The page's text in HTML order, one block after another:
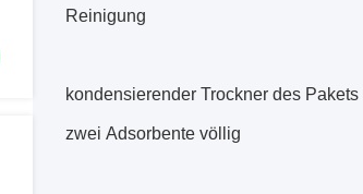
Reinigung
kondensierender Trockner des
zwei Adsorbente völlig